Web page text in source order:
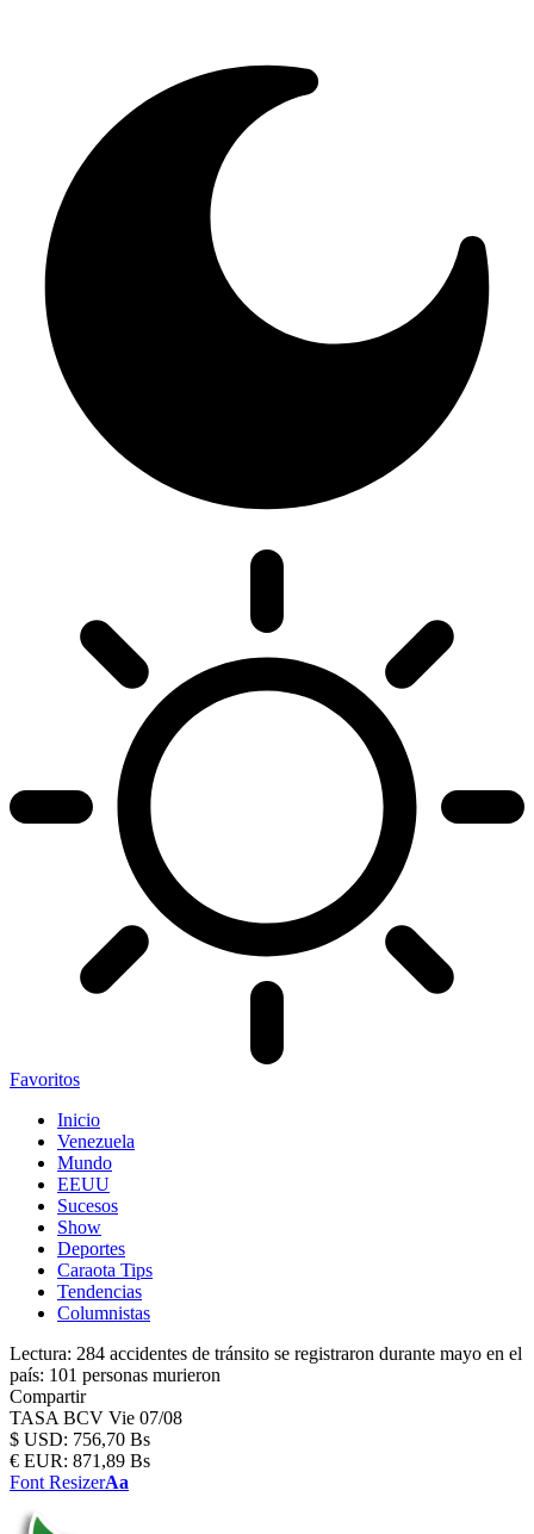
Favoritos
Inicio
Venezuela
Mundo
EEUU
Sucesos
Show
Deportes
Caraota Tips
Tendencias
Columnistas
Lectura: 284 accidentes de tránsito se registraron durante mayo en el
país: 101 personas murieron
Compartir
TASA BCV Vie 07/08
$ USD: 756,70 Bs
€ EUR: 871,89 Bs
Font ResizerAa